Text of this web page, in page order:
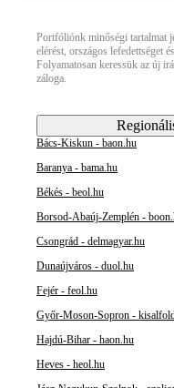
Portfóliónk minőségi tartalmat
elérést, országos lefedettséget
Folyamatosan keressük az új
záloga.
Bács-Kiskun - baon.hu
Baranya - bama.hu
Békés - beol.hu
Borsod-Abaúj-Zemplén -
Csongrád - delmagyar.hu
Dunaújváros - duol.hu
Fejér - feol.hu
Győr-Moson-Sopron -
Hajdú-Bihar - haon.hu
Heves - heol.hu